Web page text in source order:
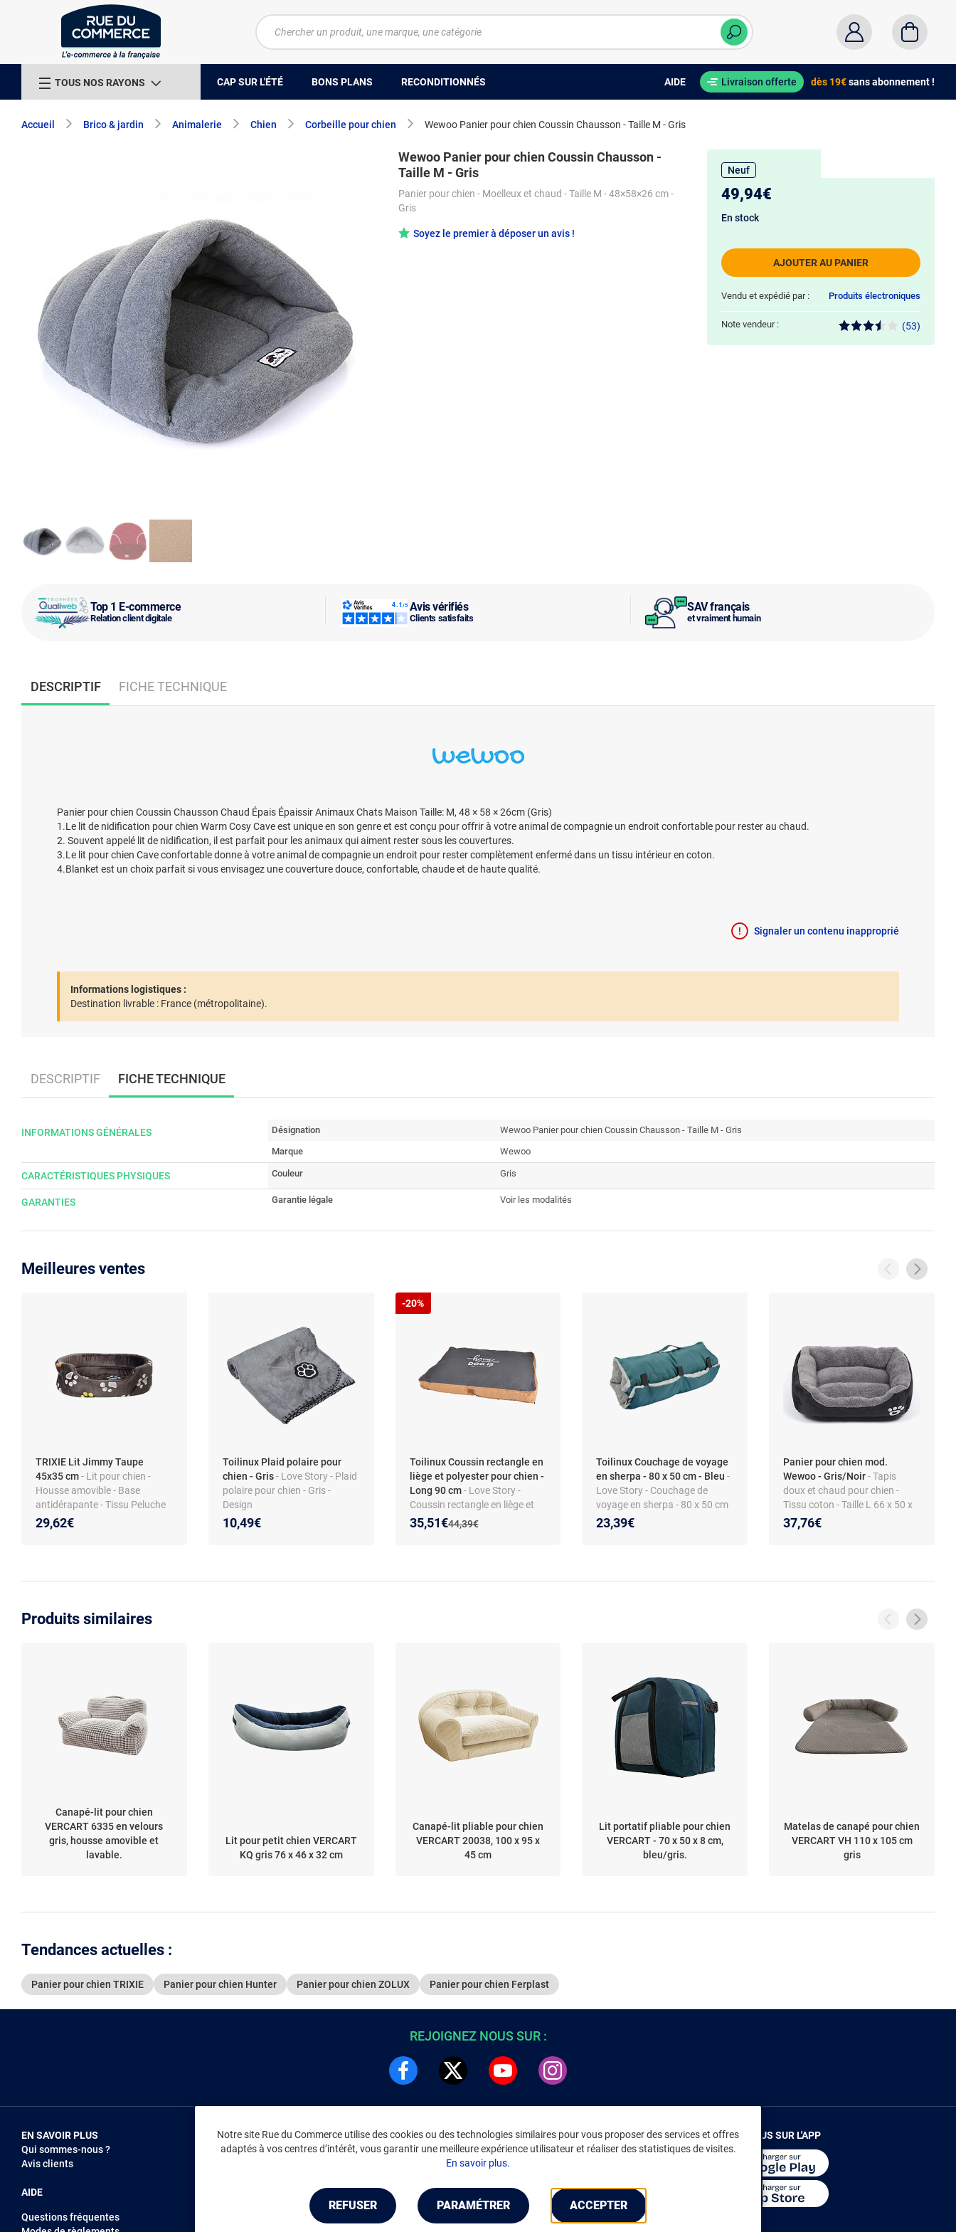
TOUS NOS RAYONS CAP SUR L'ÉTÉ BONS PLANS RECONDITIONNÉS AIDE Livraison offerte dès 19€sans abonnement !
Accueil Brico & jardin Animalerie Chien Corbeille pour chien Wewoo Panier pour chien Coussin Chausson - Taille M - Gris
Top 1 E-commerce
Relation client digitale
Avis vérifiés
Clients satisfaits
SAV français
et vraiment humain
Wewoo Panier pour chien Coussin Chausson -
Taille M - Gris
Panier pour chien - Moelleux et chaud - Taille M - 48×58×26 cm -
Gris
Soyez le premier à déposer un avis !
Neuf
49,94€
AJOUTER AU PANIER
En stock
Vendu et expédié par : Produits électroniques
Note vendeur : (53)
DESCRIPTIF FICHE TECHNIQUE
Panier pour chien Coussin Chausson Chaud Épais Épaissir Animaux Chats Maison Taille: M, 48 × 58 × 26cm (Gris)
1.Le lit de nidification pour chien Warm Cosy Cave est unique en son genre et est conçu pour offrir à votre animal de compagnie un endroit confortable pour rester au chaud.
2. Souvent appelé lit de nidification, il est parfait pour les animaux qui aiment rester sous les couvertures.
3.Le lit pour chien Cave confortable donne à votre animal de compagnie un endroit pour rester complètement enfermé dans un tissu intérieur en coton.
4.Blanket est un choix parfait si vous envisagez une couverture douce, confortable, chaude et de haute qualité.
Signaler un contenu inapproprié
Informations logistiques :
Destination livrable : France (métropolitaine).
DESCRIPTIF FICHE TECHNIQUE
INFORMATIONS GÉNÉRALES Désignation
Wewoo Panier pour chien Coussin Chausson - Taille M - Gris
Marque
Wewoo
CARACTÉRISTIQUES PHYSIQUES Couleur Gris
GARANTIES Garantie légale Voir les modalités
Meilleures ventes
TRIXIE Lit Jimmy Taupe
45x35 cm- Lit pour chien -
Housse amovible - Base
antidérapante - Tissu Peluche
29,62€
Toilinux Plaid polaire pour
chien - Gris- Love Story - Plaid
polaire pour chien - Gris -
Design
10,49€
Toilinux Coussin rectangle en
liège et polyester pour chien -
Long 90 cm- Love Story -
Coussin rectangle en liège et
polyester pour chien - Long 90
cm - Design
Ancien prix :
44,39€
Nouveau prix :
35,51€
Réduction de :
-20%
Toilinux Couchage de voyage
en sherpa - 80 x 50 cm - Bleu-
Love Story - Couchage de
voyage en sherpa - 80 x 50 cm
- Bleu - Design
23,39€
Panier pour chien mod.
Wewoo - Gris/Noir- Tapis
doux et chaud pour chien -
Tissu coton - Taille L 66 x 50 x
14cm
37,76€
Produits similaires
Canapé-lit pour chien
VERCART 6335 en velours
gris, housse amovible et
lavable.
Lit pour petit chien VERCART
KQ gris 76 x 46 x 32 cm
Canapé-lit pliable pour chien
VERCART 20038, 100 x 95 x
45 cm
Lit portatif pliable pour chien
VERCART - 70 x 50 x 8 cm,
bleu/gris.
Matelas de canapé pour chien
VERCART VH 110 x 105 cm
gris
Tendances actuelles :
Panier pour chien TRIXIE Panier pour chien Hunter Panier pour chien ZOLUX Panier pour chien Ferplast
Notre site Rue du Commerce utilise des cookies ou des technologies similaires pour vous proposer des services et offres
adaptés à vos centres d’intérêt, vous garantir une meilleure expérience utilisateur et réaliser des statistiques de visites.
En savoir plus.
REFUSER PARAMÉTRER ACCEPTER
REJOIGNEZ NOUS SUR :
EN SAVOIR PLUS
Qui sommes-nous ?
Avis clients
AIDE
Questions fréquentes
NOUS REJOINDRE
Vendez sur RDC
INFORMATIONS LÉGALES
Environnement
CGV/CGU Marketplace
Gérer mes cookies
Mentions légales
Accessibilité : non conforme
RENDEZ-VOUS SUR L'APP